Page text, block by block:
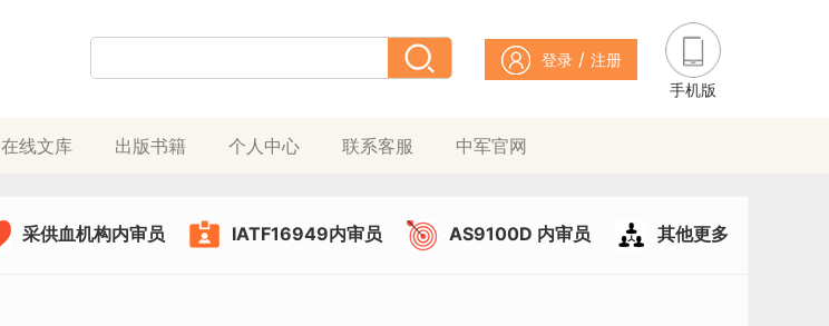
手机版
登录 / 注册
在线文库 出版书籍 个人中心 联系客服 中军官网
采供血机构内审员 IATF16949内审员 AS9100D 内审员 其他更多